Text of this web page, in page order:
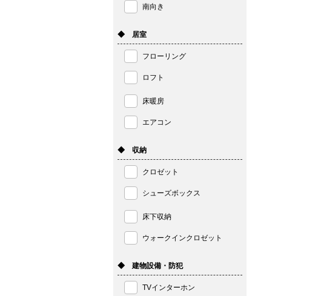
南向き
◆ 居室
フローリング
ロフト
床暖房
エアコン
◆ 収納
クロゼット
シューズボックス
床下収納
ウォークインクロゼット
◆ 建物設備・防犯
TVインターホン